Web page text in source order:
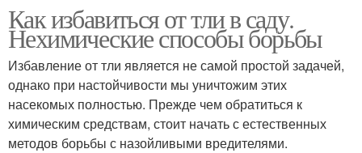
Как избавиться от тли в саду.
Нехимические способы борьбы
Избавление от тли является не самой простой задачей,
однако при настойчивости мы уничтожим этих
насекомых полностью. Прежде чем обратиться к
химическим средствам, стоит начать с естественных
методов борьбы с назойливыми вредителями.